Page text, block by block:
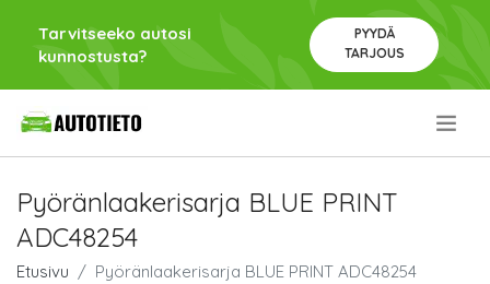
Tarvitseeko autosi
kunnostusta?
PYYDÄ
TARJOUS
Pyöränlaakerisarja BLUE PRINT
ADC48254
Etusivu Pyöränlaakerisarja BLUE PRINT ADC48254